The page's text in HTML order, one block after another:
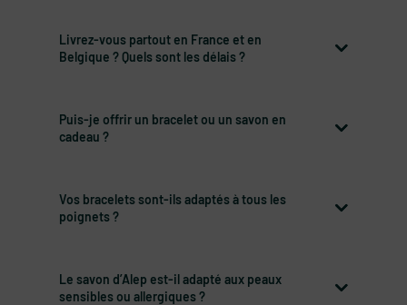
Livrez-vous partout en France et en
Belgique ? Quels sont les délais ?
Puis-je offrir un bracelet ou un savon en
cadeau ?
Vos bracelets sont-ils adaptés à tous les
poignets ?
Le savon d’Alep est-il adapté aux peaux
sensibles ou allergiques ?